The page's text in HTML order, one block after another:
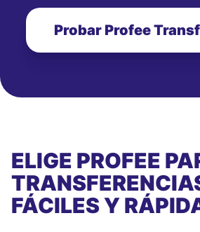
Probar Profee
ELIGE PROFEE
FÁCILES Y